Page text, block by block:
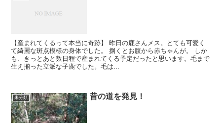
【産まれてくるって本当に奇跡】 昨日の鹿さんメス。とても可愛く
て綺麗な斑点模様の身体でした。 捌くとお腹から赤ちゃんが。 しか
も、きっとあと数日程で産まれてくる予定だったと思います。毛まで
生え揃った立派な子鹿でした。毛は...
未分類 昔の道を発見！